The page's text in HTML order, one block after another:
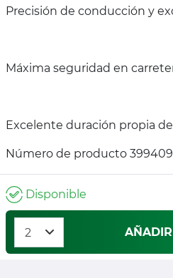
Precisión de conducción y
Máxima seguridad en
Excelente duración propia
Número de producto
Disponible